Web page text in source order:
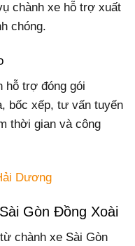
chành xe hỗ trợ xuất
chóng.
hỗ trợ đóng gói
bốc xếp, tư vấn tuyến
thời gian và công
Dương
Gòn Đồng Xoài
chành xe Sài Gòn